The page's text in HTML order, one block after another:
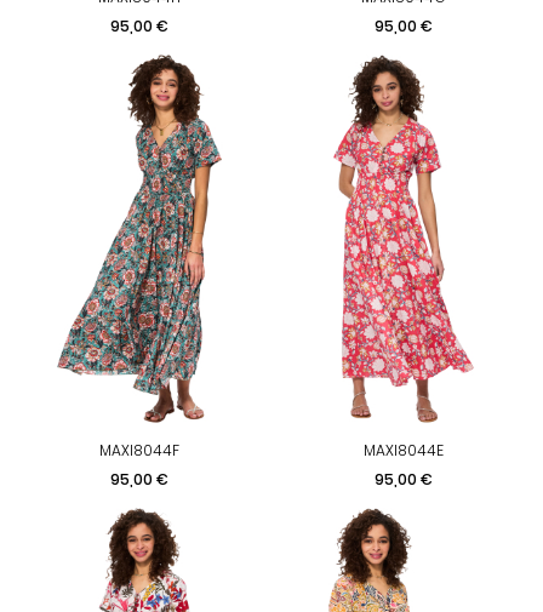
Prix
95,00 €
Prix
95,00 €
MAXI8044F
Prix
95,00 €
MAXI8044E
Prix
95,00 €